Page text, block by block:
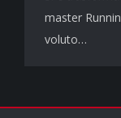
master
voluto…